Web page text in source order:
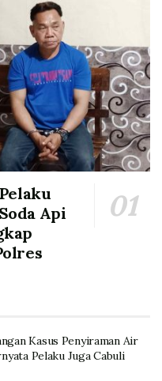
Api
Kasus Penyiraman Air
Pelaku Juga Cabuli